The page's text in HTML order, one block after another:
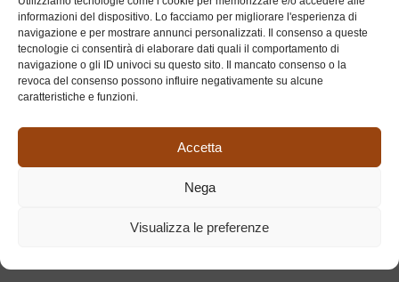
informazioni del dispositivo. Lo facciamo per migliorare l'esperienza di
navigazione e per mostrare annunci personalizzati. Il consenso a queste
tecnologie ci consentirà di elaborare dati quali il comportamento di
navigazione o gli ID univoci su questo sito. Il mancato consenso o la
revoca del consenso possono influire negativamente su alcune
caratteristiche e funzioni.
Accetta
Nega
Visualizza le preferenze
Feste comandate
Gli autori
Ieri ed oggi
Persone e luoghi del cuore